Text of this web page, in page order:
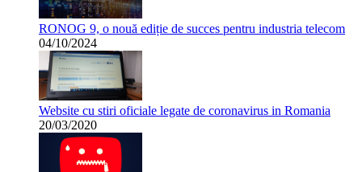
RONOG 9, o nouă ediție de succes pentru industria telecom
04/10/2024
Website cu stiri oficiale legate de coronavirus in Romania
20/03/2020